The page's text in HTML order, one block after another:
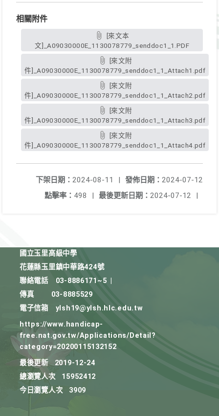
相關附件
文]_A09030000E_1130078779_senddoc1_1.PDF
件]_A09030000E_1130078779_senddoc1_1_Attach1.pdf
件]_A09030000E_1130078779_senddoc1_1_Attach2.pdf
件]_A09030000E_1130078779_senddoc1_1_Attach3.pdf
件]_A09030000E_1130078779_senddoc1_1_Attach4.pdf
發佈日期： 2024-07-12
下架日期： 2024-08-11
|
最後更新日期： 2024-07-12 |
點擊率： 498 |
國立玉里高級中學
花蓮縣玉里鎮中華路424號
聯絡電話
03-8886171~5
傳真
03-8885529
電子信箱
ylsh19@ylsh.hlc.edu.tw
https://www.handicap-
free.nat.gov.tw/Applications/Detail?
category=20200115132152
最後更新
2019-12-24
總瀏覽人次
15952412
今日瀏覽人次
3909